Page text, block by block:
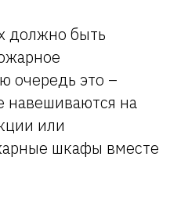
должно быть
очередь это –
навешиваются на
или
шкафы вместе